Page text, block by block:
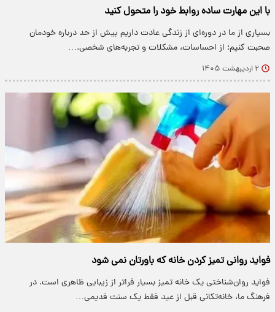
با این مهارت ساده روابط خود را متحول کنید
بسیاری از ما در دوره‌ای از زندگی عادت داریم بیش از حد درباره خودمان
صحبت کنیم؛ از احساسات، مشکلات و تجربه‌های شخصی.…
۲ اردیبهشت ۱۴۰۵
فواید روانی تمیز کردن خانه که باورتان نمی شود
فواید روان‌شناختی یک خانه‌ تمیز بسیار فراتر از زیبایی ظاهری است. در
فرهنگ ما، خانه‌تکانی قبل از عید فقط یک سنت قدیمی…